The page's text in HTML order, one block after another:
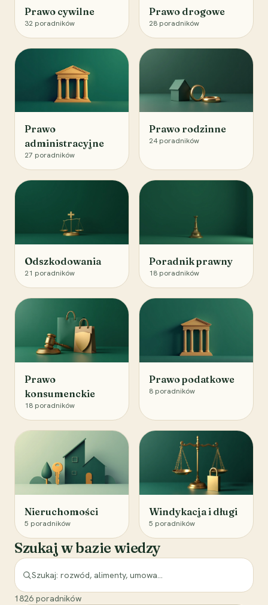
Prawo cywilne
32 poradników
Prawo drogowe
28 poradników
Prawo
administracyjne
27 poradników
Prawo rodzinne
24 poradników
Odszkodowania
21 poradników
Poradnik prawny
18 poradników
Prawo
konsumenckie
18 poradników
Prawo podatkowe
8 poradników
Nieruchomości
5 poradników
Windykacja i długi
5 poradników
Szukaj w bazie wiedzy
1826 poradników